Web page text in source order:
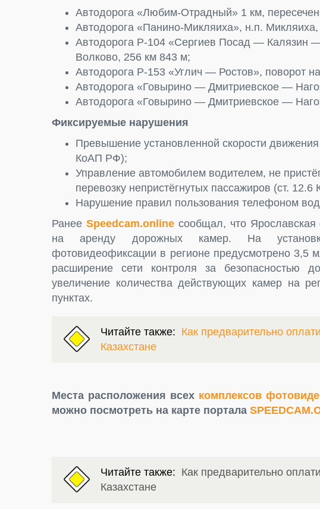
Автодорога «Любим-Отрадный» 1 км,
Автодорога «Панино-Микляиха», н.п.
Автодорога Р-104 «Сергиев Посад — Калязин
Волково, 256 км 843 м;
Автодорога Р-153 «Углич — Ростов», поворот
Автодорога «Говырино — Дмитриевское —
Автодорога «Говырино — Дмитриевское —
Фиксируемые нарушения
Превышение установленной скорости движения
КоАП РФ);
Управление автомобилем водителем, не
перевозку непристёгнутых пассажиров (ст.
Нарушение правил пользования телефоном
Ранее Speedcam.online сообщал, что Ярославская
на аренду дорожных камер. На
фотовидеофиксации в регионе предусмотрено 3,5
расширение сети контроля за безопасностью
увеличение количества действующих камер на
пунктах.
Читайте также: Как предварительно
Казахстане
Места расположения всех комплексов
можно посмотреть на карте портала
Читайте также: Как предварительно
Казахстане